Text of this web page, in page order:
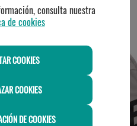
INTERESAR
consulta nuestra
de cookies
COOKIES
COOKIES
DE COOKIES